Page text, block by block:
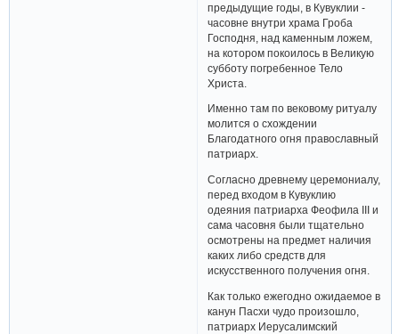
предыдущие годы, в Кувуклии -
часовне внутри храма Гроба
Господня, над каменным ложем,
на котором покоилось в Великую
субботу погребенное Тело
Христа.
Именно там по вековому ритуалу
молится о схождении
Благодатного огня православный
патриарх.
Согласно древнему церемониалу,
перед входом в Кувуклию
одеяния патриарха Феофила III и
сама часовня были тщательно
осмотрены на предмет наличия
каких либо средств для
искусственного получения огня.
Как только ежегодно ожидаемое в
канун Пасхи чудо произошло,
патриарх Иерусалимский